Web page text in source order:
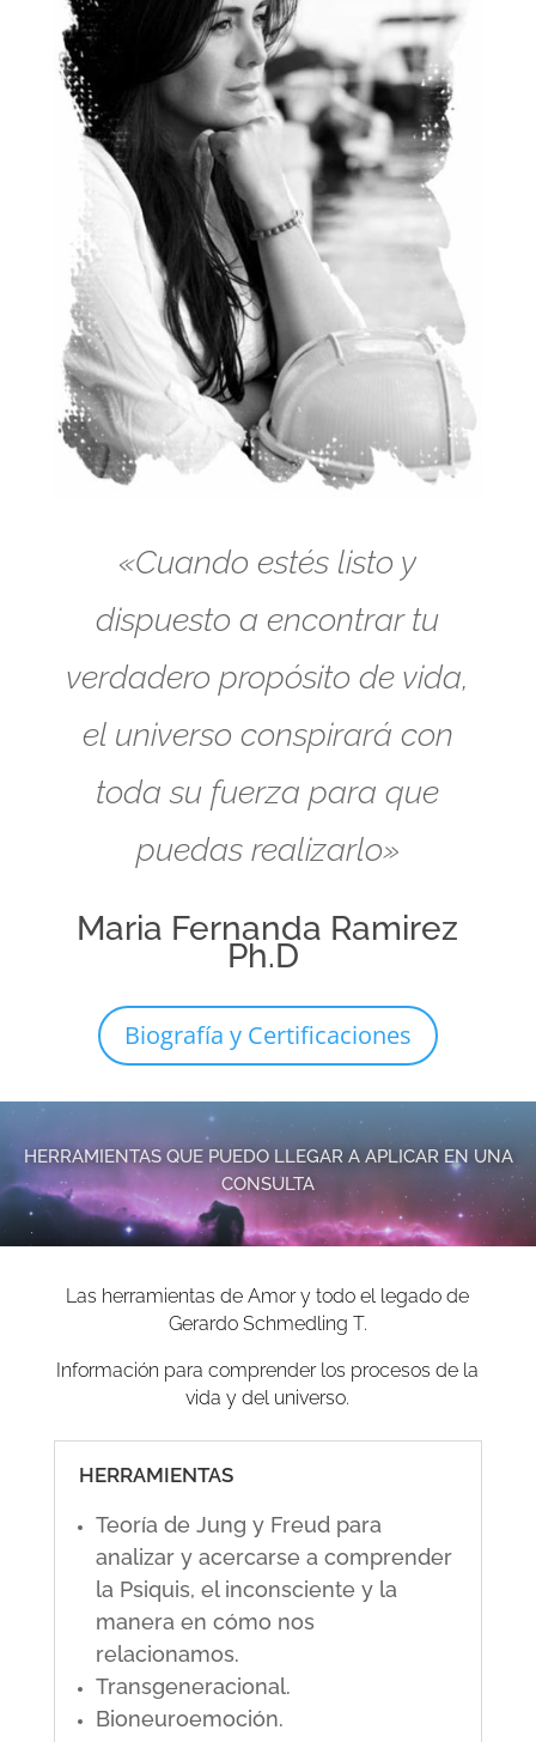
«Cuando estés listo y
dispuesto a encontrar tu
verdadero propósito de vida,
el universo conspirará con
toda su fuerza para que
puedas realizarlo»
Maria Fernanda Ramirez
Ph.D
Biografía y Certificaciones
HERRAMIENTAS QUE PUEDO LLEGAR A APLICAR EN UNA
CONSULTA
Las herramientas de Amor y todo el legado de
Gerardo Schmedling T.
Información para comprender los procesos de la
vida y del universo.
HERRAMIENTAS
Teoría de Jung y Freud para
analizar y acercarse a comprender
la Psiquis, el inconsciente y la
manera en cómo nos
relacionamos.
Transgeneracional.
Bioneuroemoción.